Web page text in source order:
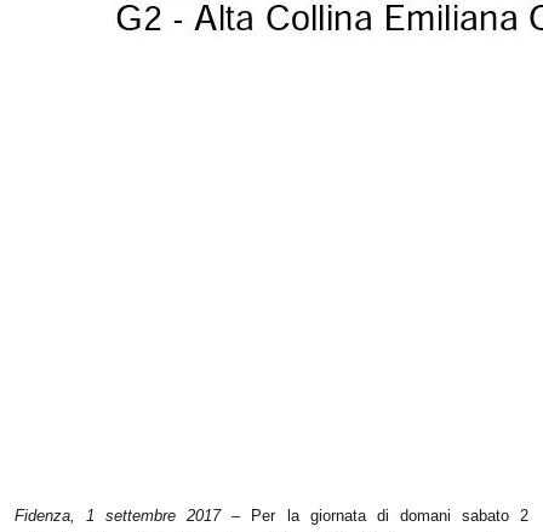
Fidenza, 1 settembre 2017 –
Per la giornata di domani sabato 2